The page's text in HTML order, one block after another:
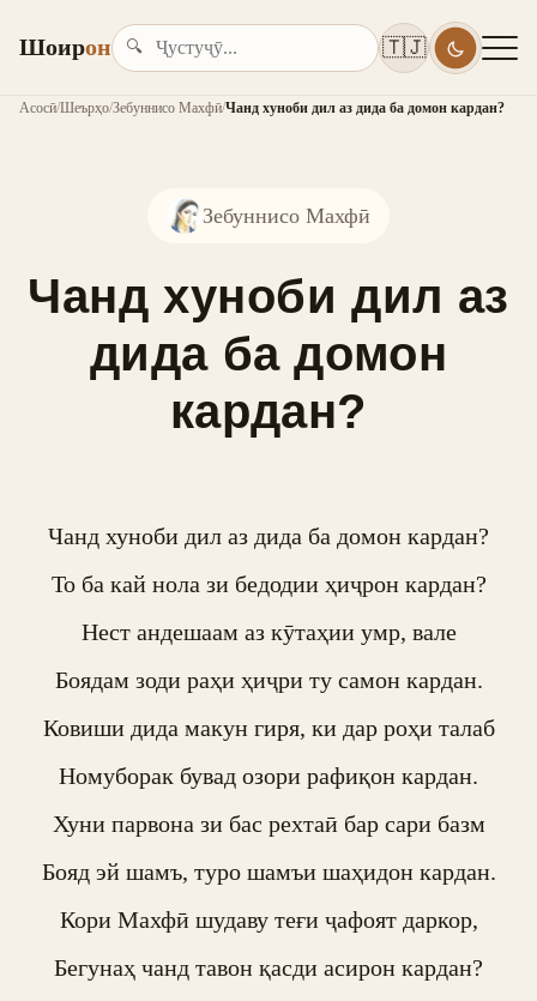
Шоирон 🔍 🇹🇯
Асосӣ/Шеърҳо/Зебуннисо Махфӣ/Чанд хуноби дил аз дида ба домон кардан?
Зебуннисо Махфӣ
Чанд хуноби дил аз
дида ба домон
кардан?
Чанд хуноби дил аз дида ба домон кардан?
То ба кай нола зи бедодии ҳиҷрон кардан?
Нест андешаам аз кӯтаҳии умр, вале
Боядам зоди раҳи ҳиҷри ту самон кардан.
Ковиши дида макун гиря, ки дар роҳи талаб
Номуборак бувад озори рафиқон кардан.
Хуни парвона зи бас рехтаӣ бар сари базм
Бояд эй шамъ, туро шамъи шаҳидон кардан.
Кори Махфӣ шудаву теғи ҷафоят даркор,
Бегунаҳ чанд тавон қасди асирон кардан?